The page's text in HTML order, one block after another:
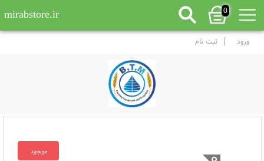
0
mirabstore.ir
ورود ثبت نام
موجود